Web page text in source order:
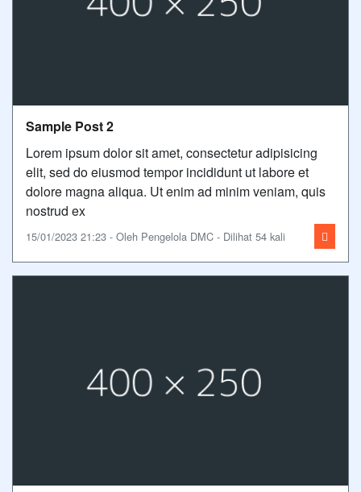
Sample Post 2
Lorem ipsum dolor sit amet, consectetur adipisicing
elit, sed do eiusmod tempor incididunt ut labore et
dolore magna aliqua. Ut enim ad minim veniam, quis
nostrud ex
15/01/2023 21:23 - Oleh Pengelola DMC - Dilihat 54 kali